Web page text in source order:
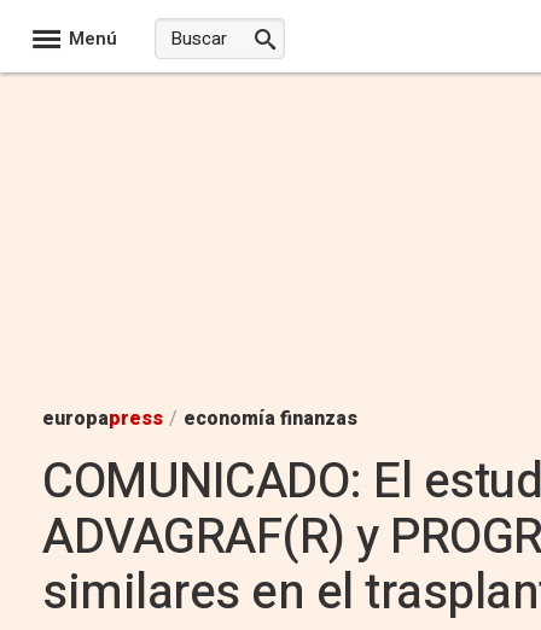
Menú
europapress / economía finanzas
COMUNICADO: El
ADVAGRAF(R) y
similares en el